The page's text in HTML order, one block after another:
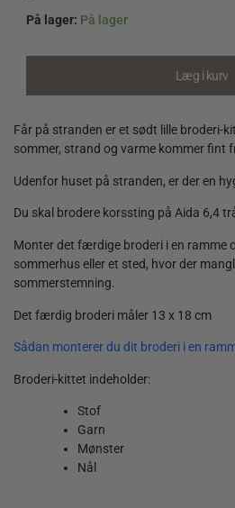
På lager: På lager
Læg i kurv
Får på stranden er et sødt lille broderi-
sommer, strand og varme kommer fint
Udenfor huset på stranden, er der en
Du skal brodere korssting på Aida 6,4
Monter det færdige broderi i en ramme
sommerhus eller et sted, hvor der
sommerstemning.
Det færdig broderi måler 13 x 18 cm
Sådan monterer du dit broderi i en
Broderi-kittet indeholder:
Stof
Garn
Mønster
Nål